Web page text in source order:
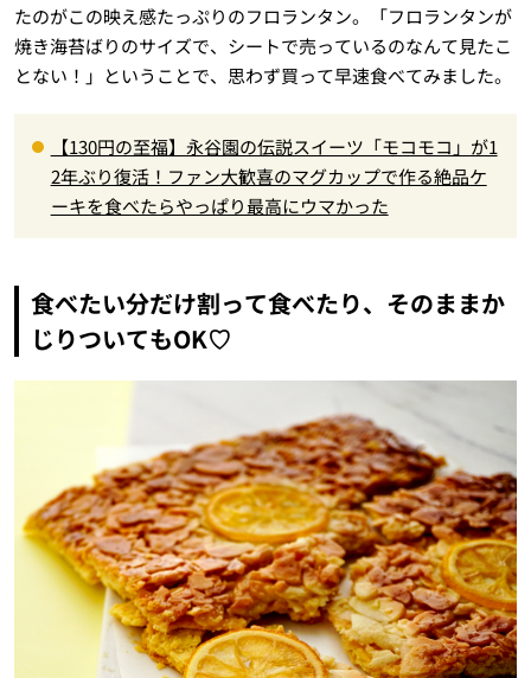
たのがこの映え感たっぷりのフロランタン。「フロランタンが
焼き海苔ばりのサイズで、シートで売っているのなんて見たこ
とない！」ということで、思わず買って早速食べてみました。
【130円の至福】永谷園の伝説スイーツ「モコモコ」が1
2年ぶり復活！ファン大歓喜のマグカップで作る絶品ケ
ーキを食べたらやっぱり最高にウマかった
食べたい分だけ割って食べたり、そのままか
じりついてもOK♡